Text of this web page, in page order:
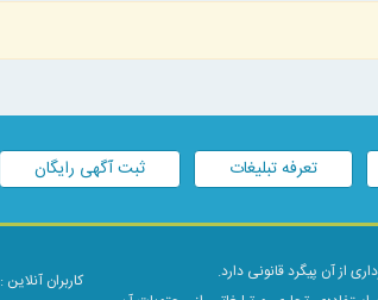
تعرفه تبلیغات ثبت آگهی رایگان
از آن پیگرد قانونی دارد.
کاربران آنلاین :